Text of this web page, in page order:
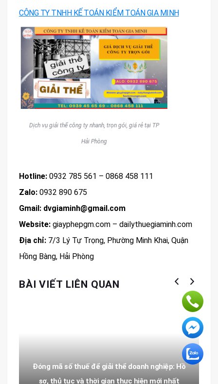
CÔNG TY TNHH KẾ TOÁN KIỂM TOÁN GIA MINH
Dịch vụ giải thể công ty nhanh, trọn gói, giá rẻ tại TP
Hải Phòng
Hotline: 0932 785 561 – 0868 458 111
Zalo: 0932 890 675
Gmail: dvgiaminh@gmail.com
Website: giayphepgm.com – dailythuegiaminh.com
Địa chỉ: 7/3 Lý Tự Trọng, Phường Minh Khai, Quận
Hồng Bàng, Hải Phòng
BÀI VIẾT LIÊN QUAN
Đóng mã số thuế để giải thể doanh nghiệp: Hồ
sơ, thủ tục và thời gian thực hiện mới nhất